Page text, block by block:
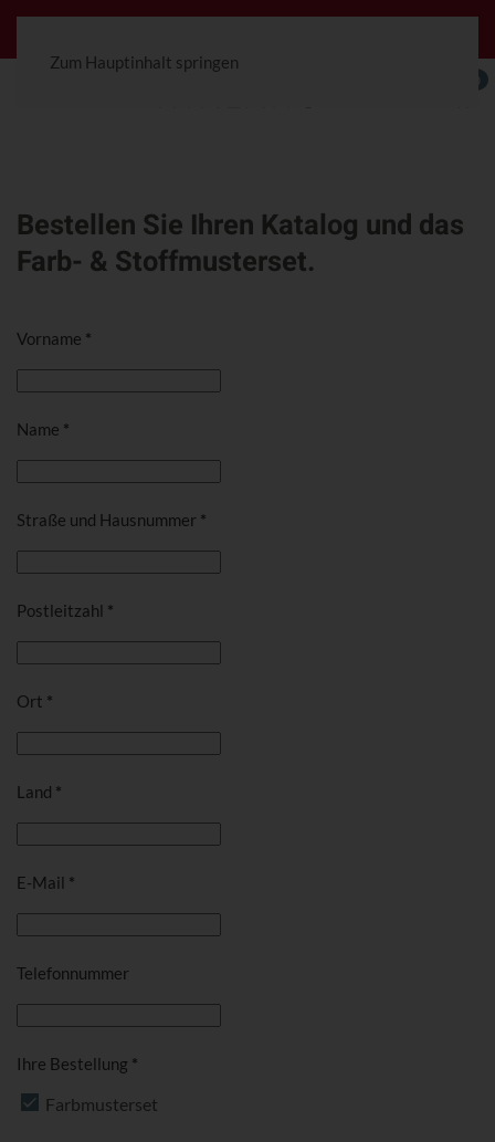
Zum Hauptinhalt springen
0
Bestellen Sie Ihren Katalog und das
Farb- & Stoffmusterset.
Vorname *
Name *
Straße und Hausnummer *
Postleitzahl *
Ort *
Land *
E-Mail *
Telefonnummer
Ihre Bestellung *
Farbmusterset